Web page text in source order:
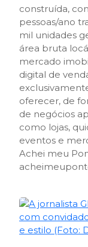
construída,
pessoas/ano
mil unidades
área bruta
mercado
digital de
oferecer, de
de negócios
como lojas,
eventos e
Achei meu